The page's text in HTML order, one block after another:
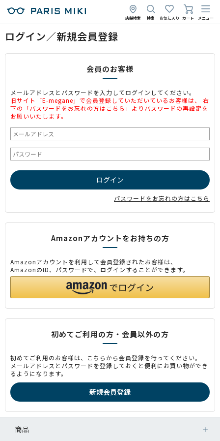
店舗検索 検索 お気に入り カート メニュー
ログイン／新規会員登録
会員のお客様
メールアドレスとパスワードを入力してログインしてください。
旧サイト「E-megane」で会員登録していただいているお客様は、 右
下の「パスワードをお忘れの方はこちら」よりパスワードの再設定を
お願いいたします。
パスワードをお忘れの方はこちら
Amazonアカウントをお持ちの方
Amazonアカウントを利用して会員登録されたお客様は、
AmazonのID、パスワードで、ログインすることができます。
初めてご利用の方・会員以外の方
初めてご利用のお客様は、こちらから会員登録を行ってください。
メールアドレスとパスワードを登録しておくと便利にお買い物ができ
るようになります。
商品